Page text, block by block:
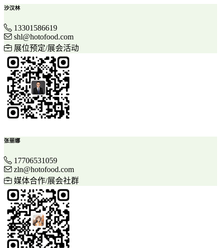
沙汉林
13301586619
shl@hotofood.com
展位预定/展会活动
张丽娜
17706531059
zln@hotofood.com
媒体合作/展会社群